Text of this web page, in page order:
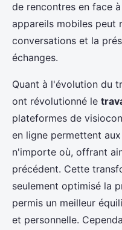
de rencontres en face
appareils mobiles peut
conversations et la
échanges.
Quant à l'évolution du
ont révolutionné le
plateformes de
en ligne permettent
n'importe où, offrant
précédent. Cette
seulement optimisé la
permis un meilleur
et personnelle.